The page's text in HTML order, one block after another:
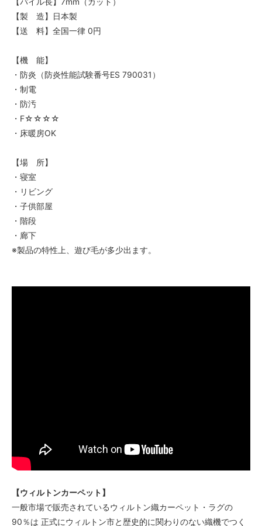
【製 造】日本製
【送 料】全国一律 0円
【機 能】
・防炎（防炎性能試験番号ES 790031）
・制電
・防汚
・F☆☆☆☆
・床暖房OK
【場 所】
・寝室
・リビング
・子供部屋
・階段
・廊下
※製品の特性上、遊び毛が多少出ます。
【ウィルトンカーペット】
一般市場で販売されているウィルトン織カーペット・ラグの
90％は 正式にウィルトン市と歴史的に関わりのない織機でつく